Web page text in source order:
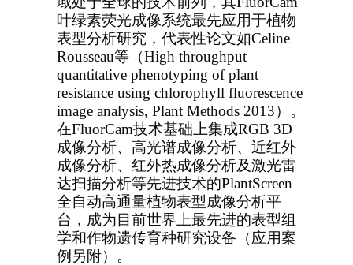
叶绿素荧光成像系统最先应用于植物
表型分析研究，代表性论文如Celine
Rousseau等（High throughput
quantitative phenotyping of plant
resistance using chlorophyll fluorescence
image analysis, Plant Methods 2013）。
在FluorCam技术基础上集成RGB 3D
成像分析、高光谱成像分析、近红外
成像分析、红外热成像分析及激光雷
达扫描分析等先进技术的PlantScreen
全自动高通量植物表型成像分析平
台，成为目前世界上最先进的表型组
学和作物遗传育种研究设备（应用案
例另附）
。